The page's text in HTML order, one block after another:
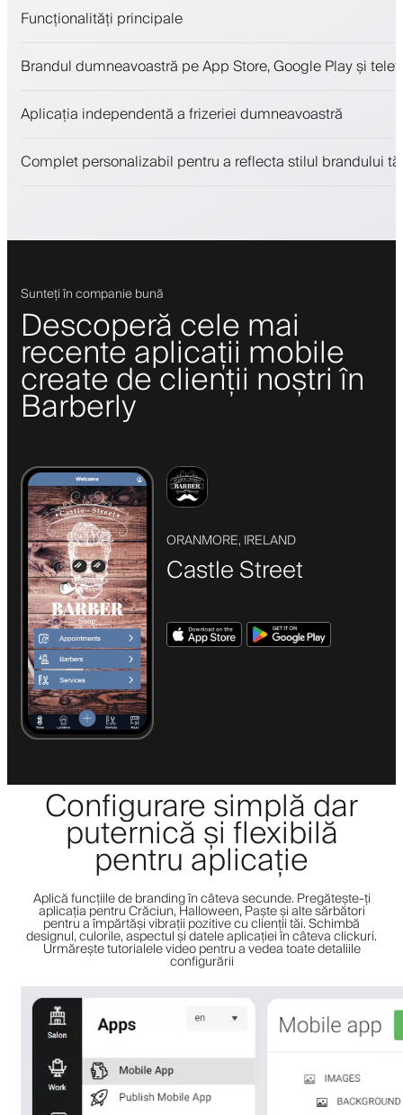
Funcționalități principale
Plăți, depozit de securitate
Implică clienții cu un program de loialitate
Brandul dumneavoastră pe App Store, Google Play și
Aplicația independentă a frizeriei dumneavoastră
Complet personalizabil pentru a reflecta stilul brandului
Sunteți în companie bună
Descoperă cele mai
recente aplicații mobile
create de clienții noștri în
Barberly
ORANMORE, IRELAND
Castle Street
Configurare simplă dar
puternică și flexibilă
pentru aplicație
Aplică funcțiile de branding în câteva secunde. Pregătește-ți
aplicația pentru Crăciun, Halloween, Paște și alte sărbători
pentru a împărtăși vibrații pozitive cu clienții tăi. Schimbă
designul, culorile, aspectul și datele aplicației în câteva clickuri.
Urmărește tutorialele video pentru a vedea toate detaliile
configurării